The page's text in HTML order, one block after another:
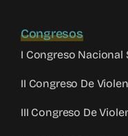
Congresos
I Congreso Nacional
II Congreso De
III Congreso De